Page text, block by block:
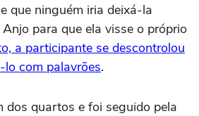
que ninguém iria deixá-la
para que ela visse o próprio
a participante se descontrolou
com palavrões.
dos quartos e foi seguido pela